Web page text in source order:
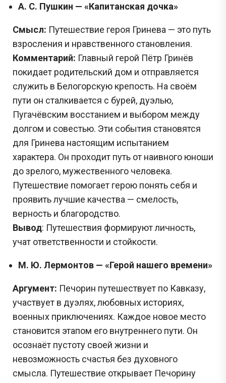
А. С. Пушкин — «Капитанская дочка»
Смысл: Путешествие героя Гринева — это путь
взросления и нравственного становления.
Комментарий: Главный герой Пётр Гринёв
покидает родительский дом и отправляется
служить в Белогорскую крепость. На своём
пути он сталкивается с бурей, дуэлью,
Пугачёвским восстанием и выбором между
долгом и совестью. Эти события становятся
для Гринева настоящим испытанием
характера. Он проходит путь от наивного юноши
до зрелого, мужественного человека.
Путешествие помогает герою понять себя и
проявить лучшие качества — смелость,
верность и благородство.
Вывод: Путешествия формируют личность,
учат ответственности и стойкости.
М. Ю. Лермонтов — «Герой нашего времени»
Аргумент: Печорин путешествует по Кавказу,
участвует в дуэлях, любовных историях,
военных приключениях. Каждое новое место
становится этапом его внутреннего пути. Он
осознаёт пустоту своей жизни и
невозможность счастья без духовного
смысла. Путешествие открывает Печорину
Сливы ЕГЭ в Telegram
*
Подпишись и получай бесплатно
задания с Дальнего востока!